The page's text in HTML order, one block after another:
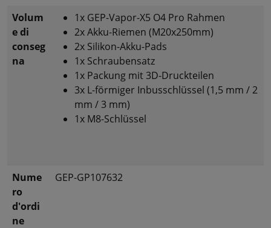
Volum
e di
conseg
na
1x GEP-Vapor-X5 O4 Pro Rahmen
2x Akku-Riemen (M20x250mm)
2x Silikon-Akku-Pads
1x Schraubensatz
1x Packung mit 3D-Druckteilen
3x L-förmiger Inbusschlüssel (1,5 mm / 2
mm / 3 mm)
1x M8-Schlüssel
Nume
ro
d'ordi
ne
GEP-GP107632